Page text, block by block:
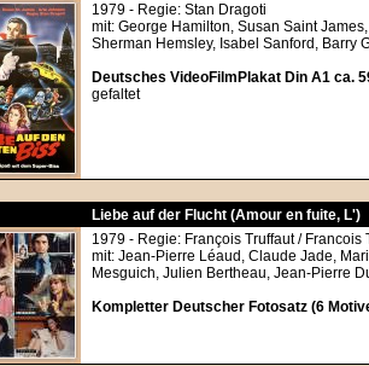
1979 - Regie: Stan Dragoti
mit: George Hamilton, Susan Saint
Sherman Hemsley, Isabel Sanford, Barry
Deutsches VideoFilmPlakat Din A1 ca.
gefaltet
Liebe auf der Flucht (Amour en fuite, L')
1979 - Regie: François Truffaut / Francois
mit: Jean-Pierre Léaud, Claude Jade,
Mesguich, Julien Bertheau, Jean-Pierre
Kompletter Deutscher Fotosatz (6